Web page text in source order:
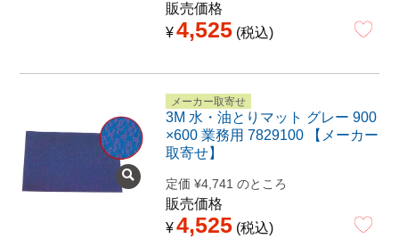
販売価格
¥4,525 税込
メーカー取寄せ
3M 水・油とりマット グレー 900
×600 業務用 7829100 【メーカー
取寄せ】
定価 ¥4,741 のところ
販売価格
¥4,525 税込